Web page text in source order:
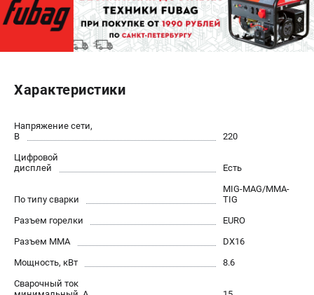
ЭЛЕКТРОСТАНЦИИ
Генераторы бензиновые
Генераторы инверторные
ПОЛЕЗНЫЕ СТАТЬИ
Как выбрать краскопульт?
Как выбрать бензопилу?
Как выбрать компрессор?
СВАРОЧНЫЕ АППАРАТЫ
Характеристики
Напряжение сети,
В
220
Цифровой
дисплей
Есть
По типу сварки
MIG-MAG/MMA-
TIG
Разъем горелки
EURO
Разъем ММА
DX16
Мощность, кВт
8.6
Сварочный ток